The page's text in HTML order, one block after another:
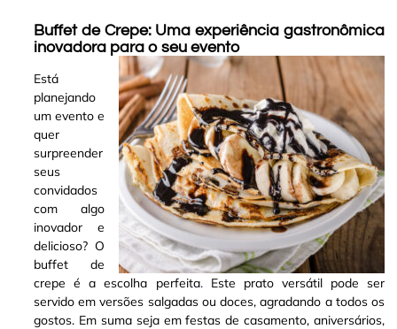
Buffet de Crepe: Uma experiência gastronômica
inovadora para o seu evento
Está
planejando
um evento e
quer
surpreender
seus
convidados
com algo
inovador e
delicioso? O
buffet de
crepe é a escolha perfeita.Este prato versátil pode ser
servido em versões salgadas ou doces, agradando a todos os
gostos. Em suma seja em festas de casamento, aniversários,